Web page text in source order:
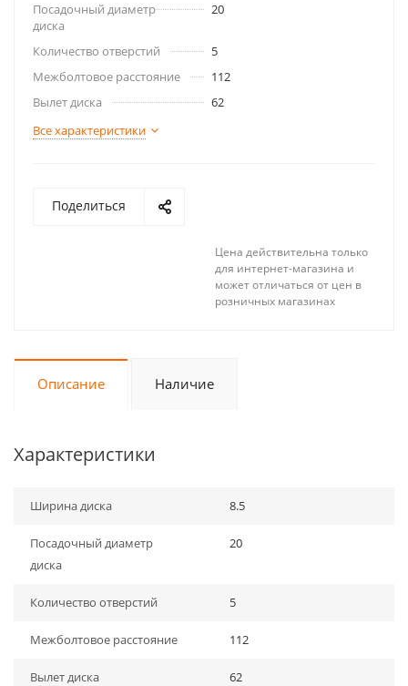
Посадочный диаметр
диска
20
Количество отверстий
5
Межболтовое расстояние
112
Вылет диска
62
Все характеристики
Поделиться
Цена действительна только
для интернет-магазина и
может отличаться от цен в
розничных магазинах
Описание Наличие
Характеристики
Ширина диска 8.5
Посадочный диаметр
диска
20
Количество отверстий 5
Межболтовое расстояние 112
Вылет диска 62